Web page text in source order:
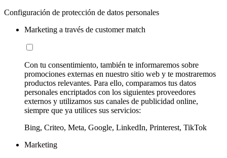
Configuración de protección de datos personales
Marketing a través de customer match
Con tu consentimiento, también te informaremos sobre
promociones externas en nuestro sitio web y te mostraremos
productos relevantes. Para ello, comparamos tus datos
personales encriptados con los siguientes proveedores
externos y utilizamos sus canales de publicidad online,
siempre que ya utilices sus servicios:
Bing, Criteo, Meta, Google, LinkedIn, Printerest, TikTok
Marketing